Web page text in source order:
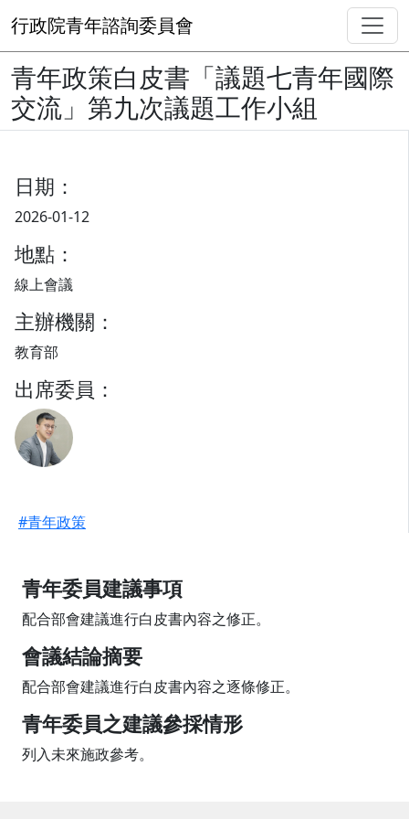
行政院青年諮詢委員會
青年政策白皮書「議題七青年國際
交流」第九次議題工作小組
日期：
2026-01-12
地點：
線上會議
主辦機關：
教育部
出席委員：
#青年政策
青年委員建議事項
配合部會建議進行白皮書內容之修正。
會議結論摘要
配合部會建議進行白皮書內容之逐條修正。
青年委員之建議參採情形
列入未來施政參考。